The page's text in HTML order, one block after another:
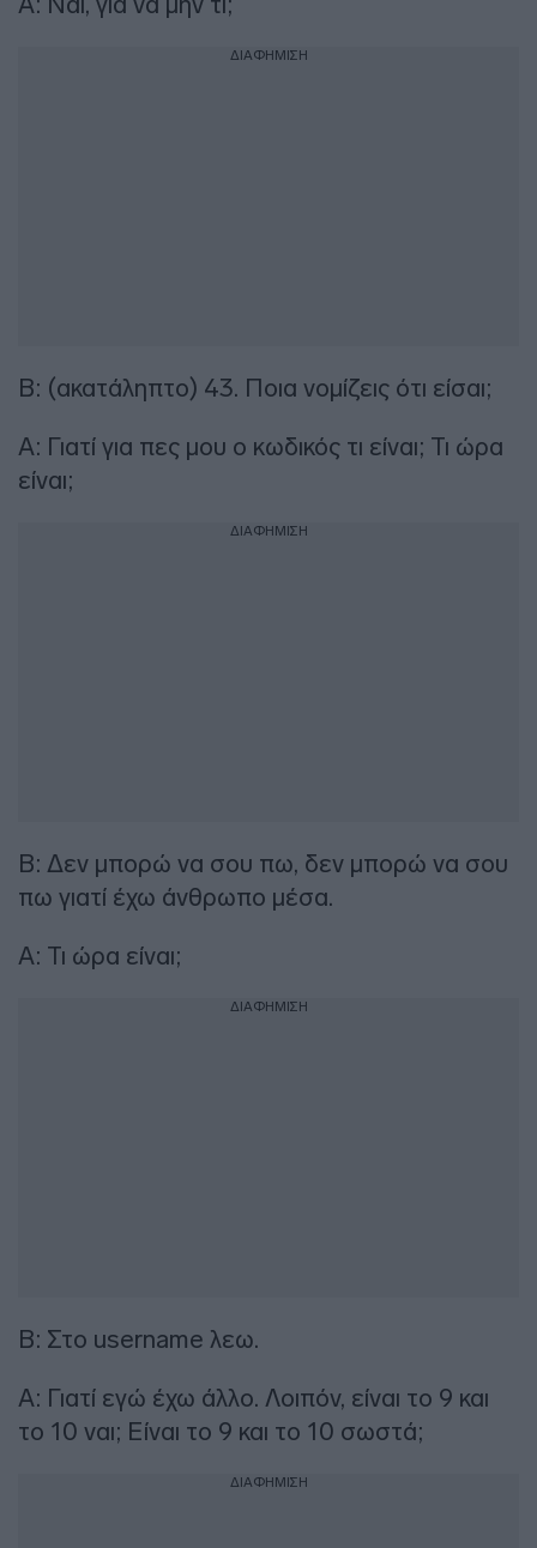
ΔΙΑΦΗΜΙΣΗ
Β: (ακατάληπτο) 43. Ποια νομίζεις ότι είσαι;
Α: Γιατί για πες μου ο κωδικός τι είναι; Τι ώρα
είναι;
ΔΙΑΦΗΜΙΣΗ
Β: Δεν μπορώ να σου πω, δεν μπορώ να σου
πω γιατί έχω άνθρωπο μέσα.
Α: Τι ώρα είναι;
ΔΙΑΦΗΜΙΣΗ
Β: Στο username λεω.
Α: Γιατί εγώ έχω άλλο. Λοιπόν, είναι το 9 και
το 10 ναι; Είναι το 9 και το 10 σωστά;
ΔΙΑΦΗΜΙΣΗ